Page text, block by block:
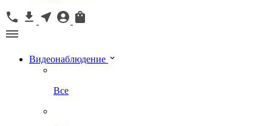
Видеонаблюдение
Все